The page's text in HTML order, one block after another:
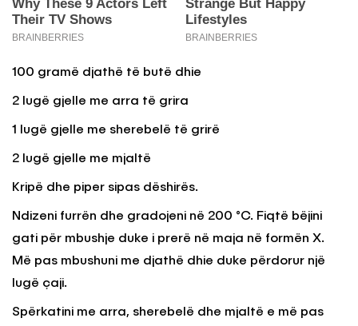
100 gramë djathë të butë dhie
2 lugë gjelle me arra të grira
1 lugë gjelle me sherebelë të grirë
2 lugë gjelle me mjaltë
Kripë dhe piper sipas dëshirës.
Ndizeni furrën dhe gradojeni në 200 °C. Fiqtë bëjini
gati për mbushje duke i prerë në maja në formën X.
Më pas mbushuni me djathë dhie duke përdorur një
lugë çaji.
Spërkatini me arra, sherebelë dhe mjaltë e më pas